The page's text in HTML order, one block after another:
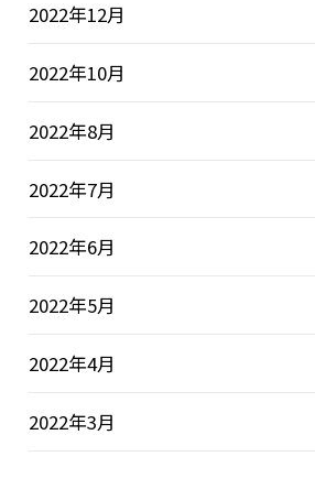
2022年12月
2022年10月
2022年8月
2022年7月
2022年6月
2022年5月
2022年4月
2022年3月